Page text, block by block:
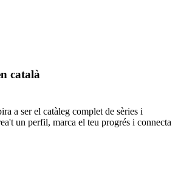
català
a ser el catàleg complet de sèries i
un perfil, marca el teu progrés i connecta